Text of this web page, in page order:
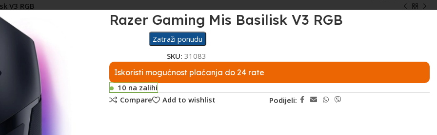
V3 RGB
Razer Gaming Mis Basilisk V3 RGB
Zatraži ponudu
SKU: 31083
Iskoristi mogućnost plaćanja do 24 rate
10 na zalihi
Compare
Add to wishlist Podijeli: